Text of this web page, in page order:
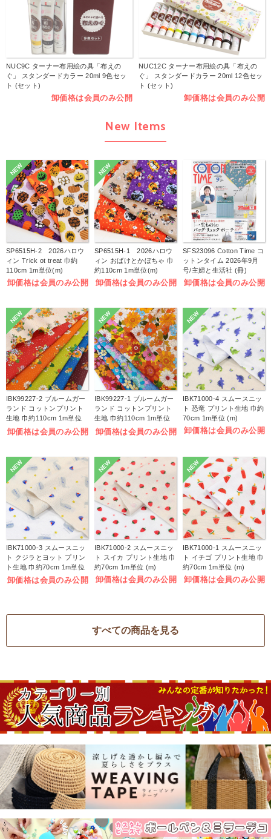
NUC9C ターナー布用絵の具「布えの
ぐ」 スタンダードカラー 20ml 9色セッ
ト (セット)
卸価格は会員のみ公開
NUC12C ターナー布用絵の具「布えの
ぐ」 スタンダードカラー 20ml 12色セッ
ト (セット)
卸価格は会員のみ公開
New Items
NEW
SP6515H-2 2026ハロウ
ィン Trick ot treat 巾約
110cm 1m単位(m)
卸価格は会員のみ公開
NEW
SP6515H-1 2026ハロウ
ィン おばけとかぼちゃ 巾
約110cm 1m単位(m)
卸価格は会員のみ公開
SFS23096 Cotton Time コ
ットンタイム 2026年9月
号/主婦と生活社 (冊)
卸価格は会員のみ公開
NEW
IBK99227-2 ブルームガー
ランド コットンプリント
生地 巾約110cm 1m単位
(m)
卸価格は会員のみ公開
NEW
IBK99227-1 ブルームガー
ランド コットンプリント
生地 巾約110cm 1m単位
(m)
卸価格は会員のみ公開
NEW
IBK71000-4 スムースニッ
ト 恐竜 プリント生地 巾約
70cm 1m単位 (m)
卸価格は会員のみ公開
NEW
IBK71000-3 スムースニッ
ト クジラとヨット プリン
ト生地 巾約70cm 1m単位
(m)
卸価格は会員のみ公開
NEW
IBK71000-2 スムースニッ
ト スイカ プリント生地 巾
約70cm 1m単位 (m)
卸価格は会員のみ公開
NEW
IBK71000-1 スムースニッ
ト イチゴ プリント生地 巾
約70cm 1m単位 (m)
卸価格は会員のみ公開
すべての商品を見る